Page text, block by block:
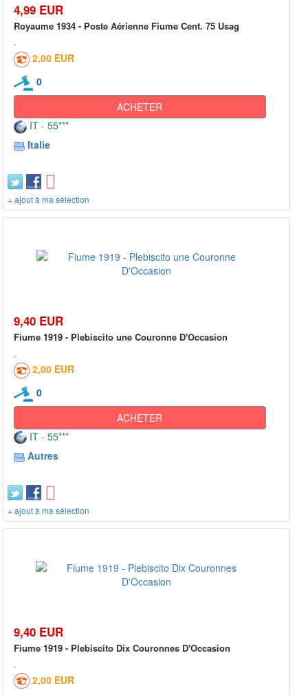
4,99 EUR
Royaume 1934 - Poste Aérienne Fiume Cent. 75 Usag
2,00 EUR
0
ACHETER
IT - 55***
Italie
+ ajout à ma sélection
9,40 EUR
Fiume 1919 - Plebiscito une Couronne D'Occasion
2,00 EUR
0
ACHETER
IT - 55***
Autres
+ ajout à ma sélection
9,40 EUR
Fiume 1919 - Plebiscito Dix Couronnes D'Occasion
2,00 EUR